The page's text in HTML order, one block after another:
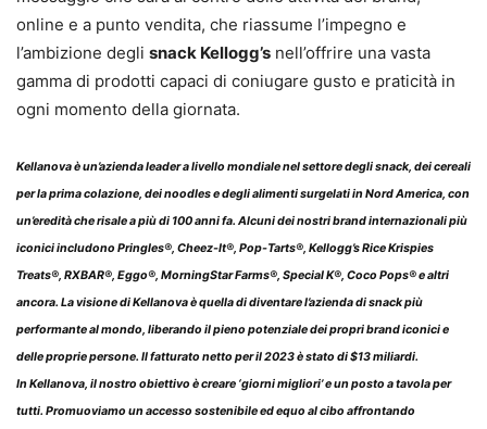
online e a punto vendita, che riassume l’impegno e
l’ambizione degli snack Kellogg’s nell’offrire una vasta
gamma di prodotti capaci di coniugare gusto e praticità in
ogni momento della giornata.
Kellanovaè un’azienda leader a livello mondiale nel settore degli snack, dei cereali
per la prima colazione, dei noodles e degli alimenti surgelati in Nord America, con
un’eredità che risale a più di 100 anni fa. Alcuni dei nostri brand internazionali più
iconici includono Pringles®, Cheez-It®, Pop-Tarts®, Kellogg’s Rice Krispies
Treats®, RXBAR®, Eggo®, MorningStar Farms®, Special K®, Coco Pops® e altri
ancora. La visione di Kellanova è quella di diventare l’azienda di snack più
performante al mondo, liberando il pieno potenziale dei propri brand iconici e
delle proprie persone. Il fatturato netto per il 2023 è stato di $13 miliardi.
In Kellanova, il nostro obiettivo è creare ‘giorni migliori’ e un posto a tavola per
tutti. Promuoviamo un accesso sostenibile ed equo al cibo affrontando